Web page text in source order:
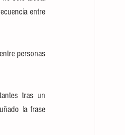
entre
personas
tras un
la frase